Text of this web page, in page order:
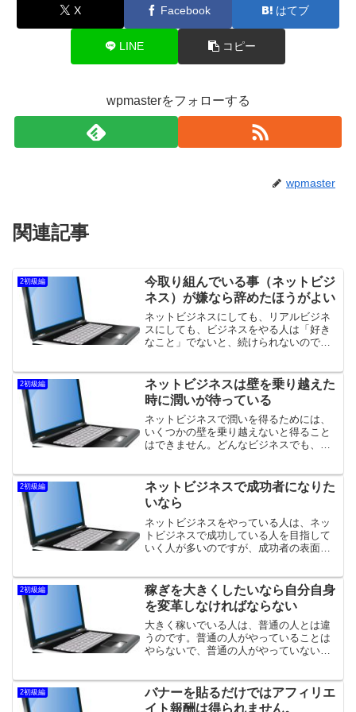
X Facebook はてブ
LINE コピー
wpmasterをフォローする
wpmaster
関連記事
2初級編
今取り組んでいる事（ネットビジ
ネス）が嫌なら辞めたほうがよい
ネットビジネスにしても、リアルビジネ
スにしても、ビジネスをやる人は「好き
なこと」でないと、続けられないのでビ
いのです。苦手なことや、やりたくない
こともやらないといけない...
2初級編
ネットビジネスは壁を乗り越えた
時に潤いが待っている
ネットビジネスで潤いを得るためには、
いくつかの壁を乗り越えないと得ること
はできません。どんなビジネスでも、必
り越えることはできません。ネットビジ
ネスで稼いでいる人は表面...
2初級編
ネットビジネスで成功者になりた
いなら
ネットビジネスをやっている人は、ネッ
トビジネスで成功している人を目指して
いく人が多いのですが、成功者の表面し
って、世界を飛び回っていて、簡単な作
業で、自由な時間の中で稼...
2初級編
稼ぎを大きくしたいなら自分自身
を変革しなければならない
大きく稼いでいる人は、普通の人とは違
うのです。普通の人がやっていることは
やらないで、普通の人がやっていないこ
いるし、稼げている人は稼げることをや
っているのです。稼げてい...
2初級編
バナーを貼るだけではアフィリエ
イト報酬は得られません。